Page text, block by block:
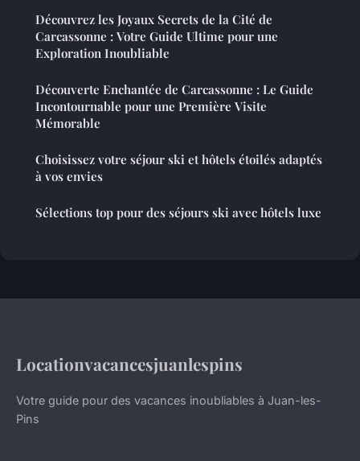
Découvrez les Joyaux Secrets de la Cité de
Carcassonne : Votre Guide Ultime pour une
Exploration Inoubliable
Découverte Enchantée de Carcassonne : Le Guide
Incontournable pour une Première Visite
Mémorable
Choisissez votre séjour ski et hôtels étoilés adaptés
à vos envies
Sélections top pour des séjours ski avec hôtels luxe
Locationvacancesjuanlespins
Votre guide pour des vacances inoubliables à Juan-les-
Pins